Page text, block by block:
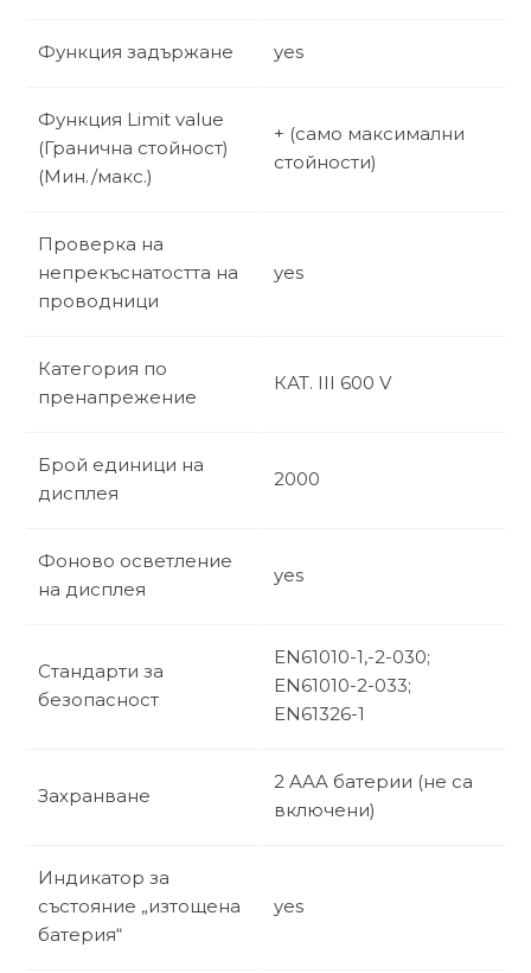
Функция задържане yes
Функция Limit value
(Гранична стойност)
(Мин./макс.)
+ (само максимални
стойности)
Проверка на
непрекъснатостта на
проводници
yes
Категория по
пренапрежение
КАТ. III 600 V
Брой единици на
дисплея
2000
Фоново осветление
на дисплея
yes
Стандарти за
безопасност
EN61010-1,-2-030;
EN61010-2-033;
EN61326-1
Захранване
2 AAA батерии (не са
включени)
Индикатор за
състояние „изтощена
батерия“
yes